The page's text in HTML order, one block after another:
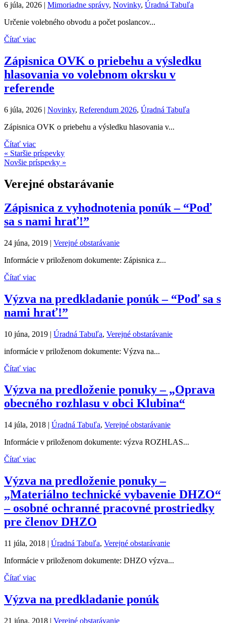
6 júla, 2026 | Mimoriadne správy, Novinky, Úradná Tabuľa
Určenie volebného obvodu a počet poslancov...
Čítať viac
Zápisnica OVK o priebehu a výsledku
hlasovania vo volebnom okrsku v
referende
6 júla, 2026 | Novinky, Referendum 2026, Úradná Tabuľa
Zápisnica OVK o priebehu a výsledku hlasovania v...
Čítať viac
« Staršie príspevky
Novšie príspevky »
Verejné obstarávanie
Zápisnica z vyhodnotenia ponúk – “Poď
sa s nami hrať!”
24 júna, 2019 | Verejné obstarávanie
Informácie v priloženom dokumente: Zápisnica z...
Čítať viac
Výzva na predkladanie ponúk – “Poď sa s
nami hrať!”
10 júna, 2019 | Úradná Tabuľa, Verejné obstarávanie
informácie v priloženom dokumente: Výzva na...
Čítať viac
Výzva na predloženie ponuky – „Oprava
obecného rozhlasu v obci Klubina“
14 júla, 2018 | Úradná Tabuľa, Verejné obstarávanie
Informácie v priloženom dokumente: výzva ROZHLAS...
Čítať viac
Výzva na predloženie ponuky –
„Materiálno technické vybavenie DHZO“
– osobné ochranné pracovné prostriedky
pre členov DHZO
11 júla, 2018 | Úradná Tabuľa, Verejné obstarávanie
Informácie v priloženom dokumente: DHZO výzva...
Čítať viac
Výzva na predkladanie ponúk
21 júna, 2018 | Verejné obstarávanie